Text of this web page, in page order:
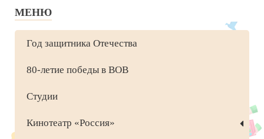
МЕНЮ
Год защитника Отечества
80-летие победы в ВОВ
Студии
Кинотеатр «Россия»